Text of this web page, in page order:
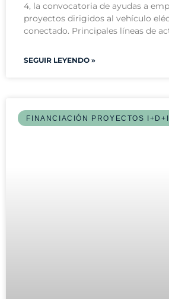
4, la convocatoria de ayudas a
proyectos dirigidos al vehículo
conectado. Principales líneas de
SEGUIR LEYENDO »
FINANCIACIÓN PROYECTOS I+D+I